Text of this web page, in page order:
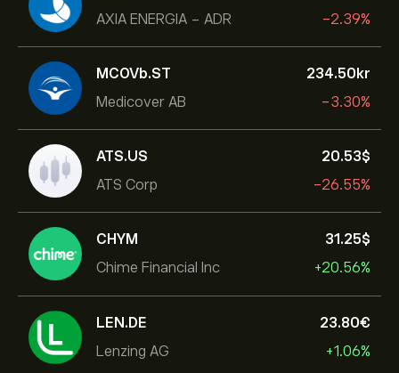
AXIA ENERGIA - ADR
-2.39%
MCOVb.ST
Medicover AB
234.50‎kr‎
-3.30%
ATS.US
ATS Corp
20.53‎$‎
-26.55%
CHYM
Chime Financial Inc
31.25‎$‎
+20.56%
LEN.DE
Lenzing AG
23.80‎€‎
+1.06%